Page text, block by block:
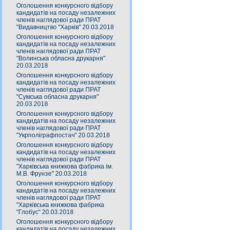
Оголошення конкурсного відбору
кандидатів на посаду незалежних
членів наглядової ради ПРАТ
"Видавництво "Харків" 20.03.2018
Оголошення конкурсного відбору
кандидатів на посаду незалежних
членів наглядової ради ПРАТ
"Волинська обласна друкарня"
20.03.2018
Оголошення конкурсного відбору
кандидатів на посаду незалежних
членів наглядової ради ПРАТ
"Сумська обласна друкарня"
20.03.2018
Оголошення конкурсного відбору
кандидатів на посаду незалежних
членів наглядової ради ПРАТ
"Укрполіграфпостач" 20.03.2018
Оголошення конкурсного відбору
кандидатів на посаду незалежних
членів наглядової ради ПРАТ
"Харківська книжкова фабрика ім.
М.В. Фрунзе" 20.03.2018
Оголошення конкурсного відбору
кандидатів на посаду незалежних
членів наглядової ради ПРАТ
"Харківська книжкова фабрика
"Глобус" 20.03.2018
Оголошення конкурсного відбору